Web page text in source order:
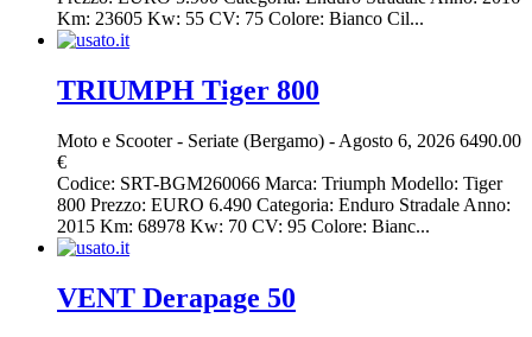
Km: 23605 Kw: 55 CV: 75 Colore: Bianco Cil...
TRIUMPH Tiger 800
Moto e Scooter- Seriate (Bergamo) - Agosto 6, 2026 6490.00
€
Codice: SRT-BGM260066 Marca: Triumph Modello: Tiger
800 Prezzo: EURO 6.490 Categoria: Enduro Stradale Anno:
2015 Km: 68978 Kw: 70 CV: 95 Colore: Bianc...
VENT Derapage 50